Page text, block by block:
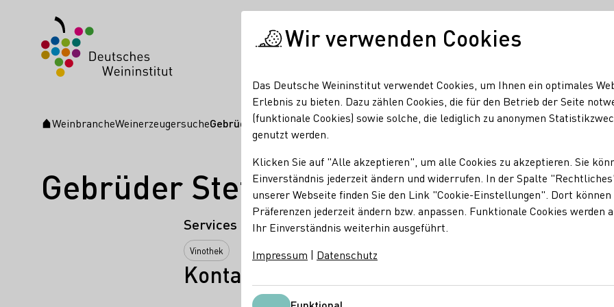
Startseite
WeinbrancheWeinerzeugersucheGebrüder Steffen GmbH
Gebrüder Steffen GmbH
Services
Vinothek
Kontakt
Wir verwenden Cookies
Das Deutsche Weininstitut verwendet Cookies, um Ihnen ein optimales
Erlebnis zu bieten. Dazu zählen Cookies, die für den Betrieb der Seite
(funktionale Cookies) sowie solche, die lediglich zu anonymen
genutzt werden.
Klicken Sie auf "Alle akzeptieren", um alle Cookies zu akzeptieren. Sie
Einverständnis jederzeit ändern und widerrufen. In der Spalte
unserer Webseite finden Sie den Link "Cookie-Einstellungen". Dort können
Präferenzen jederzeit ändern bzw. anpassen. Funktionale Cookies werden
Ihr Einverständnis weiterhin ausgeführt.
Impressum | Datenschutz